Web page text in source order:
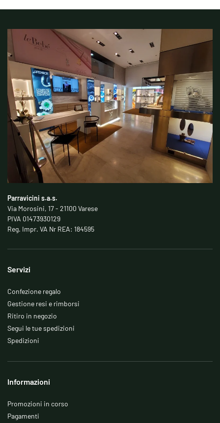
Parravicini s.a.s.
Via Morosini, 17 - 21100 Varese
PIVA 01473930129
Reg. Impr. VA Nr REA: 184595
Servizi
Confezione regalo
Gestione resi e rimborsi
Ritiro in negozio
Segui le tue spedizioni
Spedizioni
Informazioni
Promozioni in corso
Pagamenti